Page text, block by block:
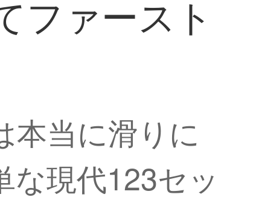
ファースト
本当に滑りに
な現代123セッ